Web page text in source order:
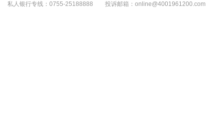
私人银行专线：0755-25188888
投诉邮箱：online@4001961200.com